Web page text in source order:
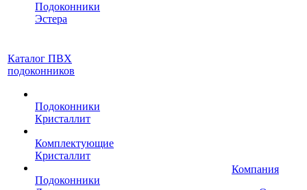
Подоконники
Эстера
Каталог ПВХ
подоконников
Подоконники
Кристаллит
Комплектующие
Кристаллит
Подоконники
Компания